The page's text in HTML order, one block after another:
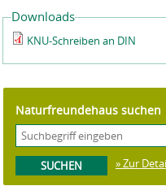
Downloads
KNU-Schreiben an DIN
Naturfreundehaus suchen
» Zur